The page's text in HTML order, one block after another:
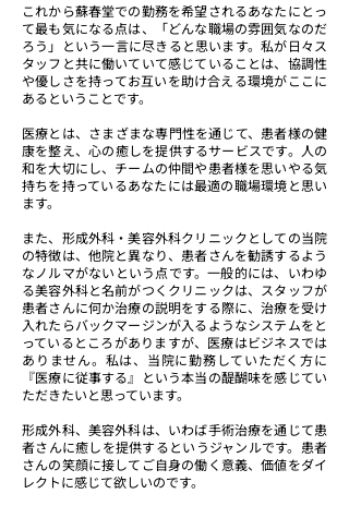
これから蘇春堂での勤務を希望されるあなたにとっ
て最も気になる点は、「どんな職場の雰囲気なのだ
ろう」という一言に尽きると思います。私が日々ス
タッフと共に働いていて感じていることは、協調性
や優しさを持ってお互いを助け合える環境がここに
あるということです。
医療とは、さまざまな専門性を通じて、患者様の健
康を整え、心の癒しを提供するサービスです。人の
和を大切にし、チームの仲間や患者様を思いやる気
持ちを持っているあなたには最適の職場環境と思い
ます。
また、形成外科・美容外科クリニックとしての当院
の特徴は、他院と異なり、患者さんを勧誘するよう
なノルマがないという点です。一般的には、いわゆ
る美容外科と名前がつくクリニックは、スタッフが
患者さんに何か治療の説明をする際に、治療を受け
入れたらバックマージンが入るようなシステムをと
っているところがありますが、医療はビジネスでは
ありません。私は、当院に勤務していただく方に
『医療に従事する』という本当の醍醐味を感じてい
ただきたいと思っています。
形成外科、美容外科は、いわば手術治療を通じて患
者さんに癒しを提供するというジャンルです。患者
さんの笑顔に接してご自身の働く意義、価値をダイ
レクトに感じて欲しいのです。